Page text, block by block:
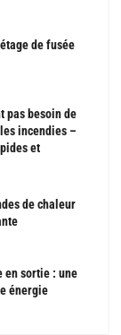
de fusée
pas besoin de
incendies –
et
de chaleur
en sortie : une
énergie